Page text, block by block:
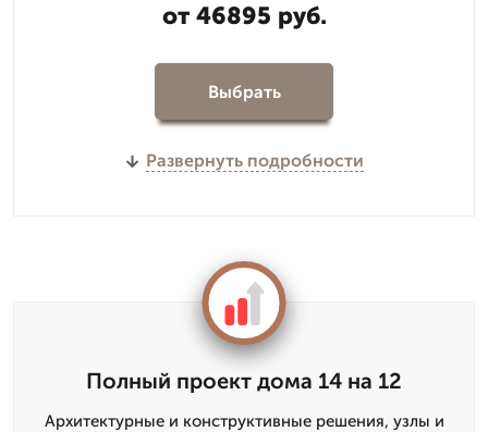
от 46895 руб.
Выбрать
Развернуть подробности
Полный проект дома 14 на 12
Архитектурные и конструктивные решения, узлы и